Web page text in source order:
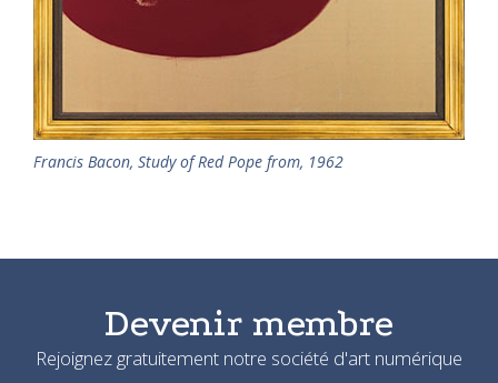
Francis Bacon, Study of Red Pope from, 1962
Devenir membre
Rejoignez gratuitement notre société d'art numérique